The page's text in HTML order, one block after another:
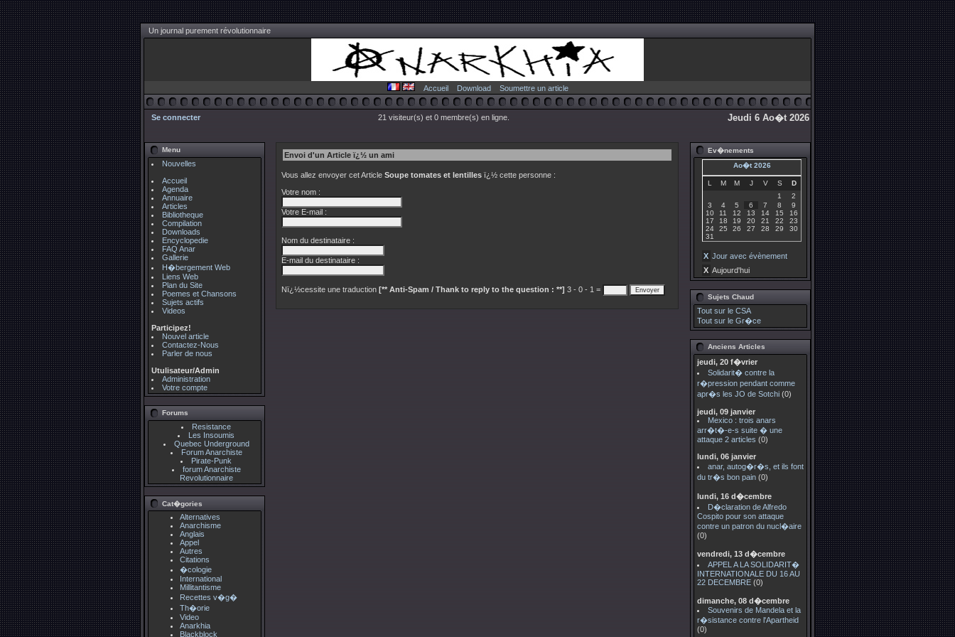
Un journal purement révolutionnaire
Accueil Download Soumettre un article
Se connecter 21 visiteur(s) et 0 membre(s) en ligne. Jeudi 6 Ao�t 2026
Menu
Nouvelles
Accueil
Agenda
Annuaire
Articles
Bibliotheque
Compilation
Downloads
Encyclopedie
FAQ Anar
Gallerie
H�bergement Web
Liens Web
Plan du Site
Poemes et Chansons
Sujets actifs
Videos
Participez!
Nouvel article
Contactez-Nous
Parler de nous
Utulisateur/Admin
Administration
Votre compte
Forums
Resistance
Les Insoumis
Quebec Underground
Forum Anarchiste
Pirate-Punk
forum Anarchiste
Revolutionnaire
Cat�gories
Alternatives
Anarchisme
Anglais
Appel
Autres
Citations
�cologie
International
Millitantisme
Recettes v�g�
Th�orie
Video
Anarkhia
Blackblock
Envoi d'un Article ï¿½ un ami
Vous allez envoyer cet Article Soupe tomates et lentilles ï¿½ cette personne :
Votre nom :
Votre E-mail :
Nom du destinataire :
E-mail du destinataire :
Nï¿½cessite une traduction [** Anti-Spam / Thank to reply to the question : **] 3 - 0 - 1 =
Ev�nements
Ao�t 2026
L M M J V S
D
1
2
3
4 5 6 7 8
9
10
11 12 13 14 15
16
17
18 19 20 21 22
23
24
25 26 27 28 29
30
31
X Jour avec évènement
X Aujourd'hui
Sujets Chaud
Tout sur le CSA
Tout sur le Gr�ce
Anciens Articles
jeudi, 20 f�vrier
Solidarit� contre la
r�pression pendant comme
apr�s les JO de Sotchi (0)
jeudi, 09 janvier
Mexico : trois anars
arr�t�-e-s suite � une
attaque 2 articles (0)
lundi, 06 janvier
anar, autog�r�s, et ils font
du tr�s bon pain (0)
lundi, 16 d�cembre
D�claration de Alfredo
Cospito pour son attaque
contre un patron du nucl�aire
(0)
vendredi, 13 d�cembre
APPEL A LA SOLIDARIT�
INTERNATIONALE DU 16 AU
22 DECEMBRE (0)
dimanche, 08 d�cembre
Souvenirs de Mandela et la
r�sistance contre l'Apartheid
(0)